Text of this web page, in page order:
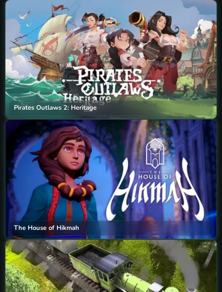
Pirates Outlaws 2: Heritage
The House of Hikmah